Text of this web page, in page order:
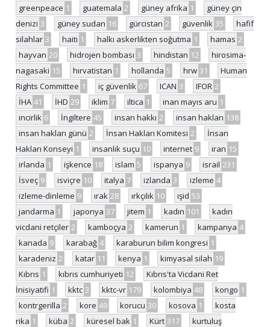
greenpeace 1 guatemala 2 güney afrika 1
güney çin
denizi 3 güney sudan 16 gürcistan 2 güvenlik 35
hafif
silahlar 3 haiti 1 halkı askerlikten soğutma 1 hamas 2
hayvan 20 hidrojen bombası 3 hindistan 12
hirosima-
nagasaki 15 hırvatistan 1 hollanda 5 hrw 31
Human
Rights Committee 1 iç güvenlik 67 ICAN 3 IFOR 2
İHA 41 İHD 29 iklim 7 iltica 1 inan mayıs aru 1
incirlik 6 İngiltere 45 insan hakkı 2 insan hakları 138
insan hakları günü 2 İnsan Hakları Komitesi 2
İnsan
Hakları Konseyi 1 insanlık suçu 10 internet 9 iran 15
irlanda 1 işkence 18 islam 5 ispanya 9 israil 231
İsveç 9 isviçre 10 italya 7 izlanda 3 izleme 4
izleme-dinleme 9 ırak 28 ırkçılık 10 ışid 53
jandarma 1 japonya 37 jitem 1 kadın 101
kadın
vicdani retçiler 2 kamboçya 2 kamerun 1 kampanya 4
kanada 9 karabağ 4 karaburun bilim kongresi 1
karadeniz 2 katar 11 kenya 1 kimyasal silah 19
Kıbrıs 1 kıbrıs cumhuriyeti 12
Kıbrıs'ta Vicdani Ret
İnisiyatifi 1 kktc 3 kktc-vr 179 kolombiya 48 kongo 1
kontrgerilla 2 kore 49 korucu 30 kosova 1
kosta
rika 1 küba 2 küresel bak 1 Kürt 317
kurtuluş